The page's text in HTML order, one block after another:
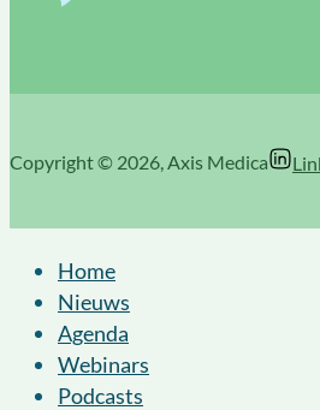
Home
Nieuws
Agenda
Webinars
Podcasts
Copyright © 2026, Axis Medica